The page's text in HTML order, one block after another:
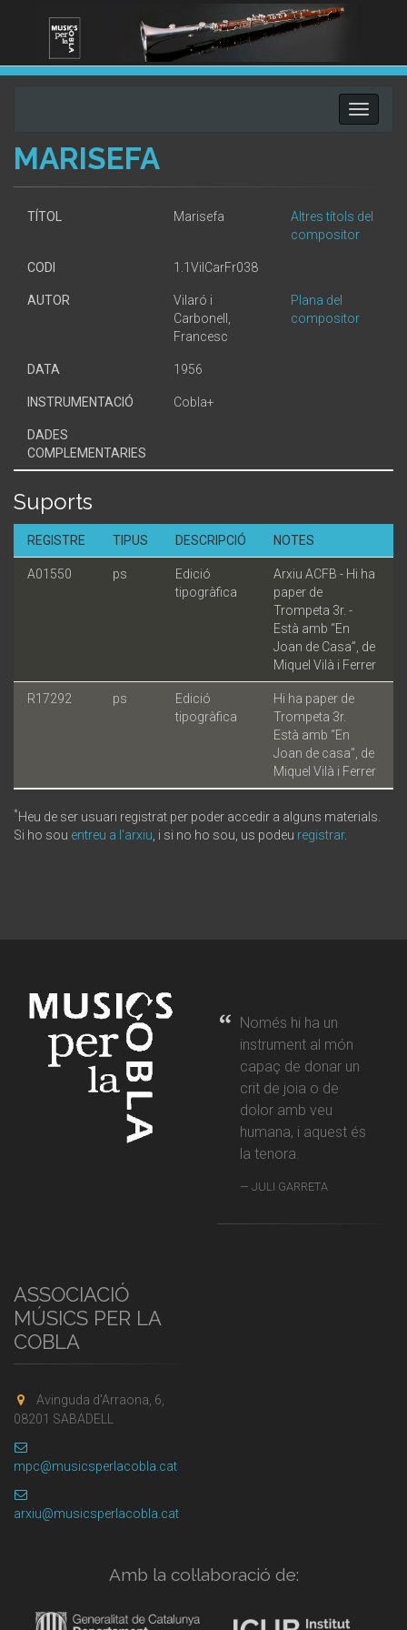
Toggle
MARISEFA
TÍTOL Marisefa
Altres títols del
compositor
CODI 1.1VilCarFr038
AUTOR
Vilaró i
Carbonell,
Francesc
Plana del
compositor
DATA 1956
INSTRUMENTACIÓ Cobla+
DADES
COMPLEMENTARIES
Suports
REGISTRE TIPUS DESCRIPCIÓ NOTES
A01550 ps
Edició
tipogràfica
Arxiu ACFB - Hi ha
paper de
Trompeta 3r. -
Està amb “En
Joan de Casa”, de
Miquel Vilà i Ferrer
R17292 ps
Edició
tipogràfica
Hi ha paper de
Trompeta 3r.
Està amb “En
Joan de casa”, de
Miquel Vilà i Ferrer
*Heu de ser usuari registrat per poder accedir a alguns materials.
Si ho sou entreu a l'arxiu , i si no ho sou, us podeu registrar.
Només hi ha un
instrument al món
capaç de donar un
crit de joia o de
dolor amb veu
humana, i aquest és
la tenora.
JULI GARRETA
ASSOCIACIÓ
MÚSICS PER LA
COBLA
Avinguda d'Arraona, 6,
08201 SABADELL
mpc@musicsperlacobla.cat
arxiu@musicsperlacobla.cat
Amb la col·laboració de: